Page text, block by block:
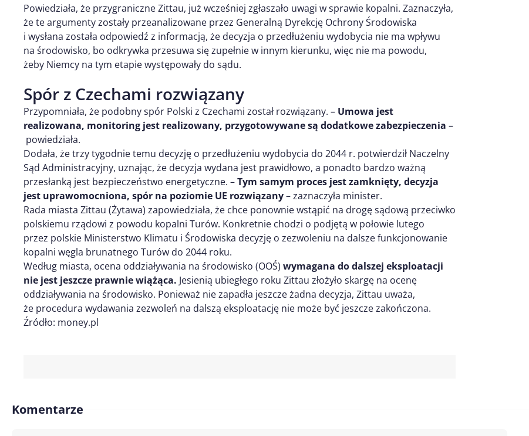
Powiedziała, że przygraniczne Zittau, już wcześniej zgłaszało uwagi w sprawie kopalni. Zaznaczyła,
że te argumenty zostały przeanalizowane przez Generalną Dyrekcję Ochrony Środowiska
i wysłana została odpowiedź z informacją, że decyzja o przedłużeniu wydobycia nie ma wpływu
na środowisko, bo odkrywka przesuwa się zupełnie w innym kierunku, więc nie ma powodu,
żeby Niemcy na tym etapie występowały do sądu.
Spór z Czechami rozwiązany
Przypomniała, że podobny spór Polski z Czechami został rozwiązany. – Umowa jest
realizowana, monitoring jest realizowany, przygotowywane są dodatkowe zabezpieczenia –
powiedziała.
Dodała, że trzy tygodnie temu decyzję o przedłużeniu wydobycia do 2044 r. potwierdził Naczelny
Sąd Administracyjny, uznając, że decyzja wydana jest prawidłowo, a ponadto bardzo ważną
przesłanką jest bezpieczeństwo energetyczne. –Tym samym proces jest zamknięty, decyzja
jest uprawomocniona, spór na poziomie UE rozwiązany– zaznaczyła minister.
Rada miasta Zittau (Żytawa) zapowiedziała, że chce ponownie wstąpić na drogę sądową przeciwko
polskiemu rządowi z powodu kopalni Turów. Konkretnie chodzi o podjętą w połowie lutego
przez polskie Ministerstwo Klimatu i Środowiska decyzję o zezwoleniu na dalsze funkcjonowanie
kopalni węgla brunatnego Turów do 2044 roku.
Według miasta, ocena oddziaływania na środowisko (OOŚ) wymagana do dalszej eksploatacji
nie jest jeszcze prawnie wiążąca. Jesienią ubiegłego roku Zittau złożyło skargę na ocenę
oddziaływania na środowisko. Ponieważ nie zapadła jeszcze żadna decyzja, Zittau uważa,
że procedura wydawania zezwoleń na dalszą eksploatację nie może być jeszcze zakończona.
Źródło: money.pl
Komentarze